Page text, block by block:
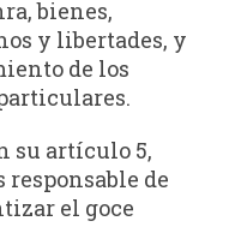
bienes,
y libertades, y
de los
su artículo 5,
responsable de
el goce